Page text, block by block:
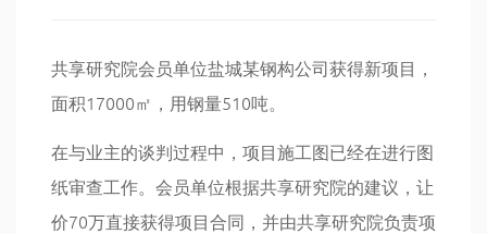
共享研究院会员单位盐城某钢构公司获得新项目，
面积17000㎡，用钢量510吨。
在与业主的谈判过程中，项目施工图已经在进行图
纸审查工作。会员单位根据共享研究院的建议，让
价70万直接获得项目合同，并由共享研究院负责项